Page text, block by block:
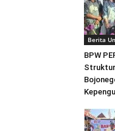
Berita
BPW
Struktur